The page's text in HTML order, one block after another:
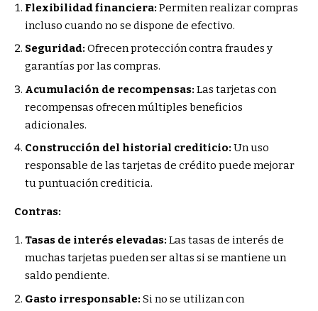
Flexibilidad financiera: Permiten realizar compras
incluso cuando no se dispone de efectivo.
Seguridad: Ofrecen protección contra fraudes y
garantías por las compras.
Acumulación de recompensas: Las tarjetas con
recompensas ofrecen múltiples beneficios
adicionales.
Construcción del historial crediticio: Un uso
responsable de las tarjetas de crédito puede mejorar
tu puntuación crediticia.
Contras:
Tasas de interés elevadas: Las tasas de interés de
muchas tarjetas pueden ser altas si se mantiene un
saldo pendiente.
Gasto irresponsable: Si no se utilizan con